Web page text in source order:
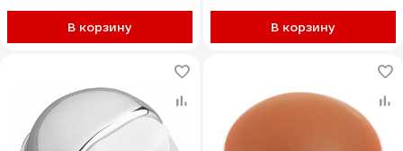
В корзину В корзину